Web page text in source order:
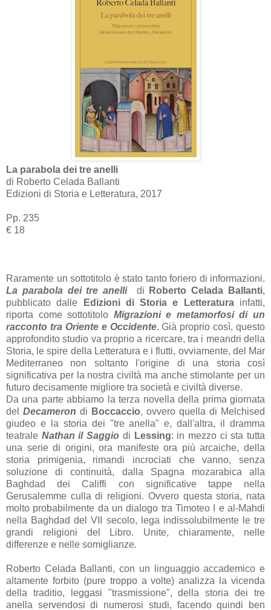
La parabola dei tre anelli
di Roberto Celada Ballanti
Edizioni di Storia e Letteratura, 2017
Pp. 235
€ 18
Raramente un sottotitolo è stato tanto foriero di informazioni.
La parabola dei tre anelli
di Roberto Celada Ballanti,
pubblicato dalle
Edizioni di Storia e Letteraturainfatti,
riporta come sottotitolo Migrazioni e metamorfosi di un
racconto tra Oriente e Occidente. Già proprio così, questo
approfondito studio va proprio a ricercare, tra i meandri della
Storia, le spire della Letteratura e i flutti, ovviamente, del Mar
Mediterraneo non soltanto l'origine di una storia così
significativa per la nostra civiltà ma anche stimolante per un
futuro decisamente migliore tra società e civiltà diverse.
Da una parte abbiamo la terza novella della prima giornata
del Decameron di Boccaccio, ovvero quella di Melchised
giudeo e la storia dei "tre anella" e, dall'altra, il dramma
teatrale Nathan il Saggio di Lessing: in mezzo ci sta tutta
una serie di origini, ora manifeste ora più arcaiche, della
storia primigenia, rimandi incrociati che vanno, senza
soluzione di continuità, dalla Spagna mozarabica alla
Baghdad dei Califfi con significative tappe nella
Gerusalemme culla di religioni. Ovvero questa storia, nata
molto probabilmente da un dialogo tra Timoteo I e al-Mahdi
nella Baghdad del VII secolo, lega indissolubilmente le tre
grandi religioni del Libro. Unite, chiaramente, nelle
differenze e nelle somiglianze.
Roberto Celada Ballanti, con un linguaggio accademico e
altamente forbito (pure troppo a volte) analizza la vicenda
della traditio, leggasi "trasmissione", della storia dei tre
anella servendosi di numerosi studi, facendo quindi ben